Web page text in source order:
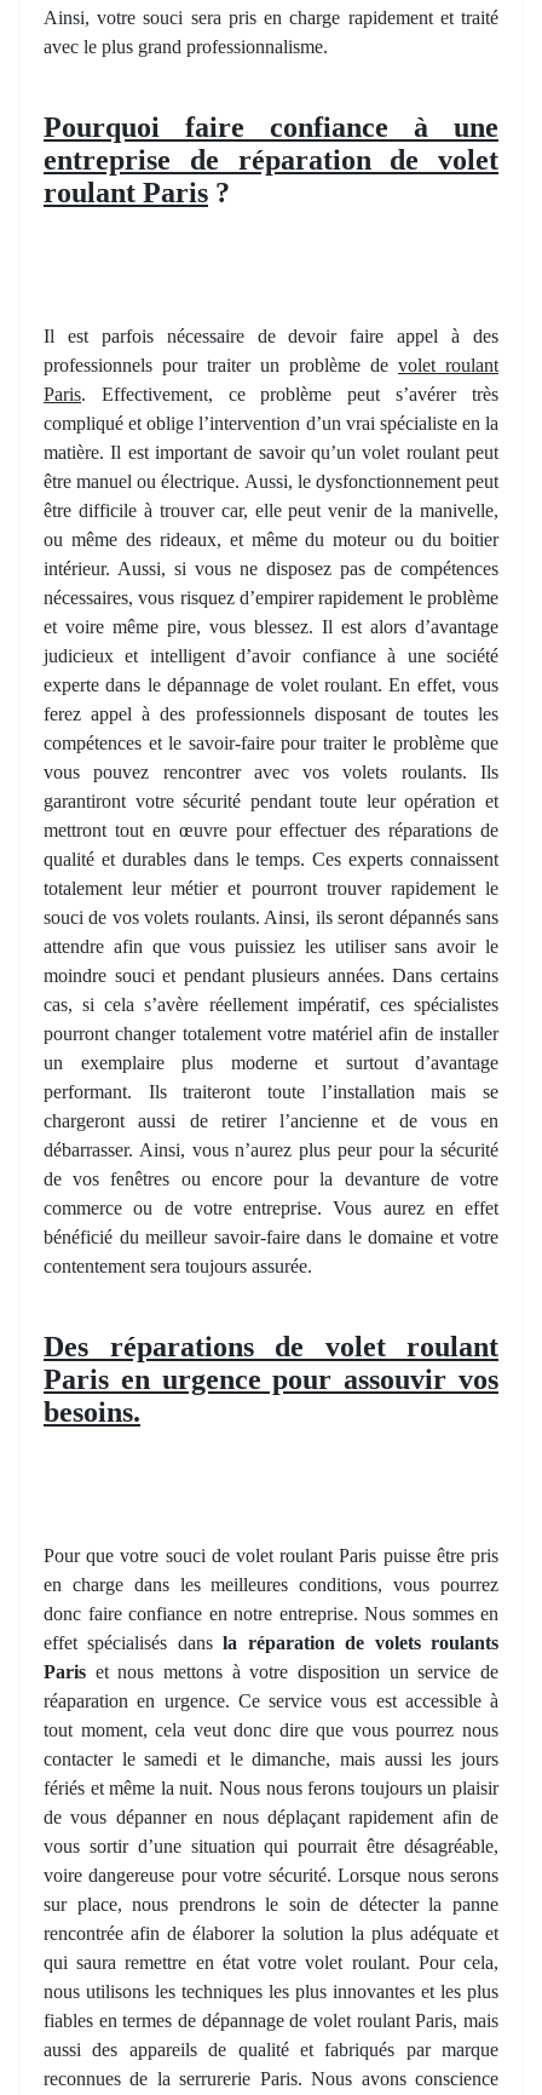
Ainsi, votre souci sera pris en charge rapidement et traité
avec le plus grand professionnalisme.
Pourquoi faire confiance à une
entreprise de réparation de volet
roulant Paris ?
Il est parfois nécessaire de devoir faire appel à des
professionnels pour traiter un problème de volet roulant
Paris. Effectivement, ce problème peut s’avérer très
compliqué et oblige l’intervention d’un vrai spécialiste en la
matière. Il est important de savoir qu’un volet roulant peut
être manuel ou électrique. Aussi, le dysfonctionnement peut
être difficile à trouver car, elle peut venir de la manivelle,
ou même des rideaux, et même du moteur ou du boitier
intérieur. Aussi, si vous ne disposez pas de compétences
nécessaires, vous risquez d’empirer rapidement le problème
et voire même pire, vous blessez. Il est alors d’avantage
judicieux et intelligent d’avoir confiance à une société
experte dans le dépannage de volet roulant. En effet, vous
ferez appel à des professionnels disposant de toutes les
compétences et le savoir-faire pour traiter le problème que
vous pouvez rencontrer avec vos volets roulants. Ils
garantiront votre sécurité pendant toute leur opération et
mettront tout en œuvre pour effectuer des réparations de
qualité et durables dans le temps. Ces experts connaissent
totalement leur métier et pourront trouver rapidement le
souci de vos volets roulants. Ainsi, ils seront dépannés sans
attendre afin que vous puissiez les utiliser sans avoir le
moindre souci et pendant plusieurs années. Dans certains
cas, si cela s’avère réellement impératif, ces spécialistes
pourront changer totalement votre matériel afin de installer
un exemplaire plus moderne et surtout d’avantage
performant. Ils traiteront toute l’installation mais se
chargeront aussi de retirer l’ancienne et de vous en
débarrasser. Ainsi, vous n’aurez plus peur pour la sécurité
de vos fenêtres ou encore pour la devanture de votre
commerce ou de votre entreprise. Vous aurez en effet
bénéficié du meilleur savoir-faire dans le domaine et votre
contentement sera toujours assurée.
Des réparations de volet roulant
Paris en urgence pour assouvir vos
besoins.
Pour que votre souci de volet roulant Paris puisse être pris
en charge dans les meilleures conditions, vous pourrez
donc faire confiance en notre entreprise. Nous sommes en
effet spécialisés dansla réparation de volets roulants
Paris et nous mettons à votre disposition un service de
réaparation en urgence. Ce service vous est accessible à
tout moment, cela veut donc dire que vous pourrez nous
contacter le samedi et le dimanche, mais aussi les jours
fériés et même la nuit. Nous nous ferons toujours un plaisir
de vous dépanner en nous déplaçant rapidement afin de
vous sortir d’une situation qui pourrait être désagréable,
voire dangereuse pour votre sécurité. Lorsque nous serons
sur place, nous prendrons le soin de détecter la panne
rencontrée afin de élaborer la solution la plus adéquate et
qui saura remettre en état votre volet roulant. Pour cela,
nous utilisons les techniques les plus innovantes et les plus
fiables en termes de dépannage de volet roulant Paris, mais
aussi des appareils de qualité et fabriqués par marque
reconnues de la serrurerie Paris. Nous avons conscience